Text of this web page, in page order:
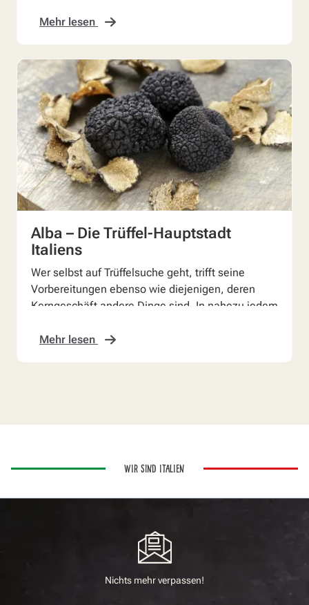
Mehr lesen
Alba – Die Trüffel-Hauptstadt
Italiens
Wer selbst auf Trüffelsuche geht, trifft seine
Vorbereitungen ebenso wie diejenigen, deren
Kerngeschäft andere Dinge sind. In nahezu jedem
Mehr lesen
WIR SIND ITALIEN
Nichts mehr verpassen!